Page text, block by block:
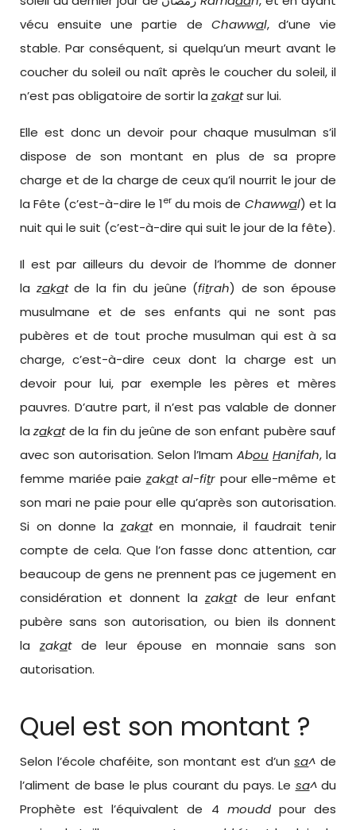
vécu ensuite une partie de Chawwal, d’une vie
stable. Par conséquent, si quelqu’un meurt avant le
coucher du soleil ou naît après le coucher du soleil, il
n’est pas obligatoire de sortir la zakatsur lui.
Elle est donc un devoir pour chaque musulman s’il
dispose de son montant en plus de sa propre
charge et de la charge de ceux qu’il nourrit le jour de
la Fête (c’est-à-dire le 1er du mois de Chawwal) et la
nuit qui le suit (c’est-à-dire qui suit le jour de la fête).
Il est par ailleurs du devoir de l’homme de donner
la zakat de la fin du jeûne (fitrah) de son épouse
musulmane et de ses enfants qui ne sont pas
pubères et de tout proche musulman qui est à sa
charge, c’est-à-dire ceux dont la charge est un
devoir pour lui, par exemple les pères et mères
pauvres. D’autre part, il n’est pas valable de donner
la zakat de la fin du jeûne de son enfant pubère sauf
avec son autorisation. Selon l’Imam Abou Hanifah, la
femme mariée paie zakat al-fitr pour elle-même et
son mari ne paie pour elle qu’après son autorisation.
Si on donne la zakat en monnaie, il faudrait tenir
compte de cela. Que l’on fasse donc attention, car
beaucoup de gens ne prennent pas ce jugement en
considération et donnent la zakat de leur enfant
pubère sans son autorisation, ou bien ils donnent
la
zakat de leur épouse en monnaie sans son
autorisation.
Quel est son montant ?
Selon l’école chaféite, son montant est d’un sa^ de
l’aliment de base le plus courant du pays. Le sa^du
Prophète est l’équivalent de 4 mouddpour des